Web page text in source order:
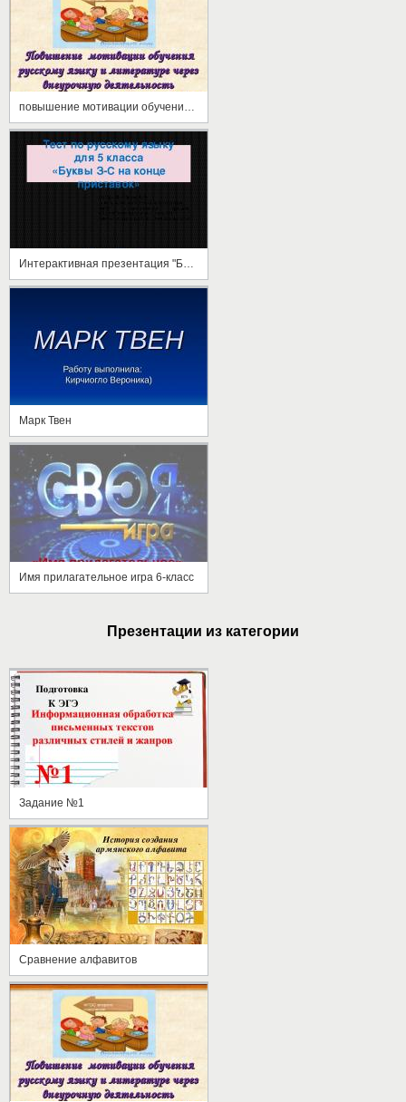
Марк Твен
Имя прилагательное игра 6-класс
Презентации из категории
Задание №1
Сравнение алфавитов